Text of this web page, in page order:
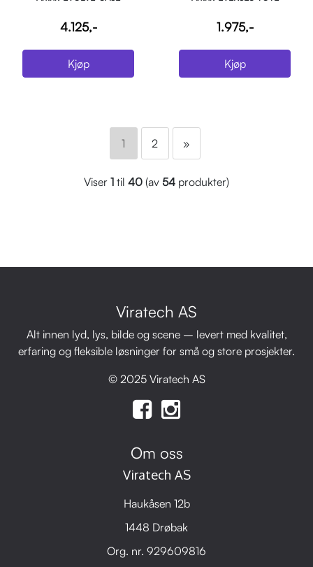
4.125,-
Kjøp
1.975,-
Kjøp
1 2 »
Viser 1 til 40 (av 54 produkter)
Viratech AS
Alt innen lyd, lys, bilde og scene – levert med kvalitet,
erfaring og fleksible løsninger for små og store prosjekter.
© 2025 Viratech AS
Om oss
Viratech AS
Haukåsen 12b
1448 Drøbak
Org. nr. 929609816